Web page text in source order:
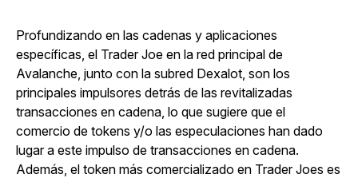
Profundizando en las cadenas y aplicaciones
específicas, el Trader Joe en la red principal de
Avalanche, junto con la subred Dexalot, son los
principales impulsores detrás de las revitalizadas
transacciones en cadena, lo que sugiere que el
comercio de tokens y/o las especulaciones han dado
lugar a este impulso de transacciones en cadena.
Además, el token más comercializado en Trader Joes es